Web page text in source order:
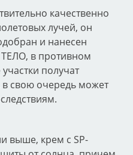
качественно
лучей, он
и нанесен
в противном
получат
свою очередь может
выше, крем с SP-